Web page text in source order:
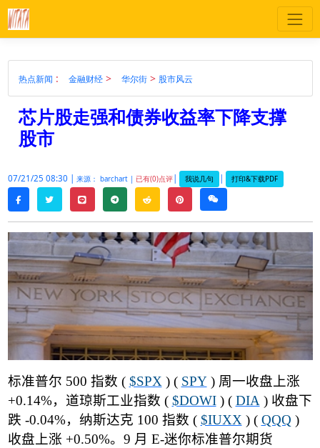
热点新闻 : 金融财经> 华尔街 > 股市风云
芯片股走强和债券收益率下降支撑
股市
07/21/25 08:30 | 来源： barchart | 已有(0)点评| 我说几句 | 打印&下载PDF
facebooktwitterline telegramreddit pinterestweixin
标准普尔 500 指数 ( $SPX) ( SPY) 周一收盘上涨
+0.14%，道琼斯工业指数 ( $DOWI) ( DIA) 收盘下
跌 -0.04%，纳斯达克 100 指数 ( $IUXX) ( QQQ )
收盘上涨 +0.50%。 9 月 E-迷你标准普尔期货